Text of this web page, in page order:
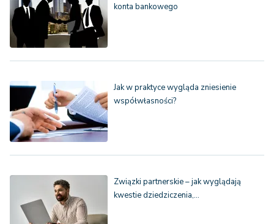
konta bankowego
Jak w praktyce wygląda zniesienie
współwłasności?
Związki partnerskie – jak wyglądają
kwestie dziedziczenia,…